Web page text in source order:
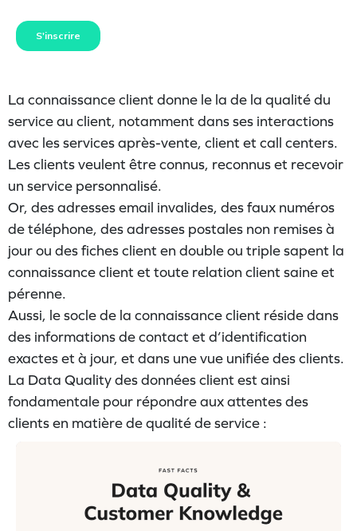
La connaissance client donne le la de la qualité du
service au client, notamment dans ses interactions
avec les services après-vente, client et call centers.
Les clients veulent être connus, reconnus et recevoir
un service personnalisé.
Or, des adresses email invalides, des faux numéros
de téléphone, des adresses postales non remises à
jour ou des fiches client en double ou triple sapent la
connaissance client et toute relation client saine et
pérenne.
Aussi, le socle de la connaissance client réside dans
des informations de contact et d’identification
exactes et à jour, et dans une vue unifiée des clients.
La Data Quality des données client est ainsi
fondamentale pour répondre aux attentes des
clients en matière de qualité de service :